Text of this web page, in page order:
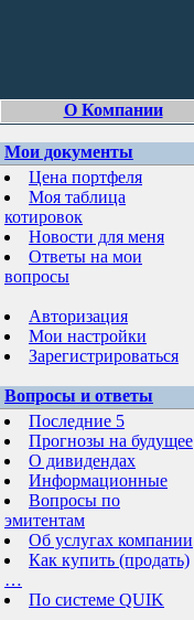
О Компании
Мои документы
Цена портфеля
Моя таблица
котировок
Новости для меня
Ответы на мои
вопросы
Авторизация
Мои настройки
Зарегистрироваться
Вопросы и ответы
Последние 5
Прогнозы на будущее
О дивидендах
Информационные
Вопросы по
эмитентам
Об услугах компании
Как купить (продать)
…
По системе QUIK